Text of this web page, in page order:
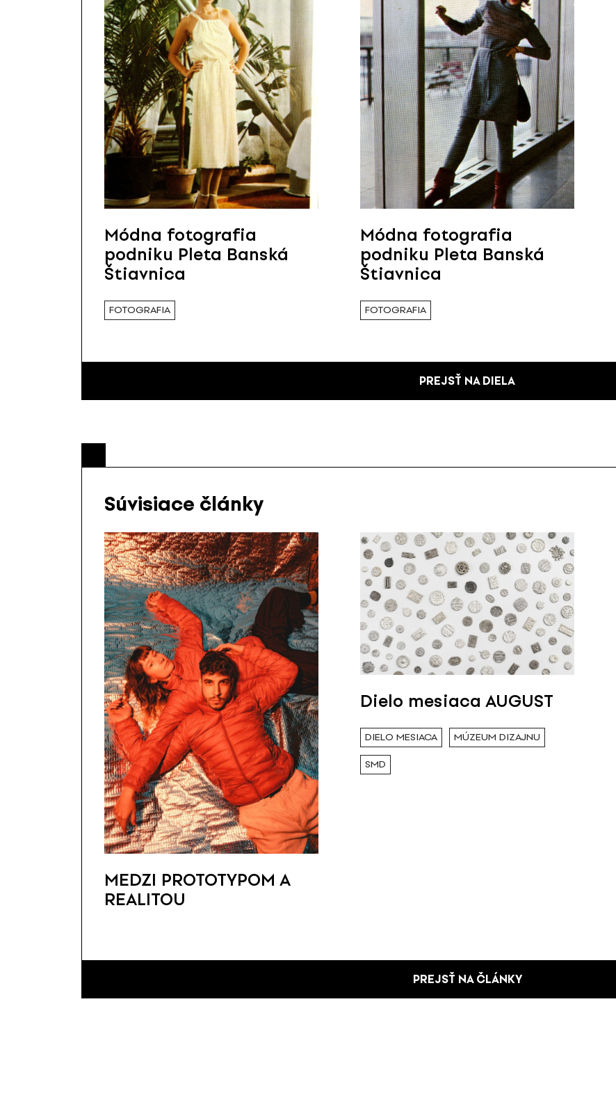
Módna fotografia
podniku Pleta Banská
Štiavnica
FOTOGRAFIA
Módna fotografia
podniku Pleta Banská
Štiavnica
FOTOGRAFIA
PREJSŤ NA DIELA
Súvisiace články
MEDZI PROTOTYPOM A
REALITOU
Dielo mesiaca AUGUST
DIELO MESIACA MÚZEUM DIZAJNU
SMD
PREJSŤ NA ČLÁNKY